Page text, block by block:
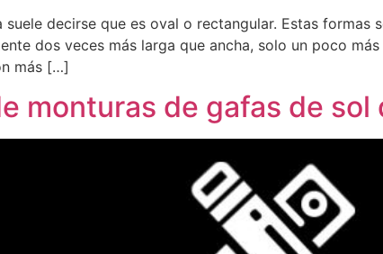
decirse que es oval o rectangular. Estas
dos veces más larga que ancha, solo un poco
más […]
monturas de gafas de sol